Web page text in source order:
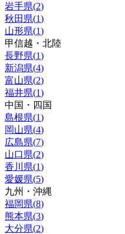
岩手県(2)
秋田県(1)
山形県(1)
甲信越・北陸
長野県(1)
新潟県(4)
富山県(2)
福井県(1)
中国・四国
島根県(1)
岡山県(4)
広島県(7)
山口県(2)
香川県(1)
愛媛県(5)
九州・沖縄
福岡県(8)
熊本県(3)
大分県(2)